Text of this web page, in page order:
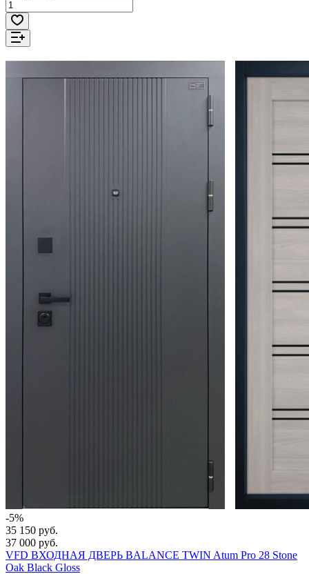
-5%
35 150 руб.
37 000 руб.
VFD ВХОДНАЯ ДВЕРЬ BALANCE TWIN Atum Pro 28 Stone
Oak Black Gloss